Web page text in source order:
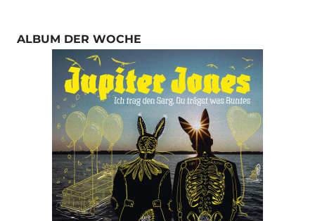
ALBUM DER WOCHE